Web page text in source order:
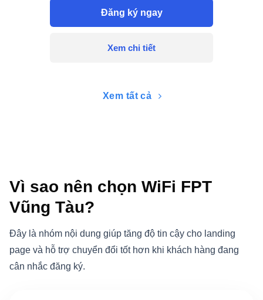
Phù hợp với hộ gia đình
Đăng ký ngay
Xem chi tiết
Xem tất cả
Vì sao nên chọn WiFi FPT
Vũng Tàu?
Đây là nhóm nội dung giúp tăng độ tin cậy cho landing
page và hỗ trợ chuyển đổi tốt hơn khi khách hàng đang
cân nhắc đăng ký.